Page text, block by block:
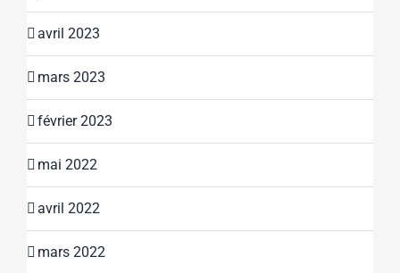
avril 2023
mars 2023
février 2023
mai 2022
avril 2022
mars 2022